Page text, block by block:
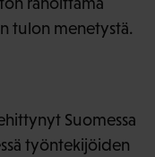
tulon menetystä.
Suomessa
työntekijöiden